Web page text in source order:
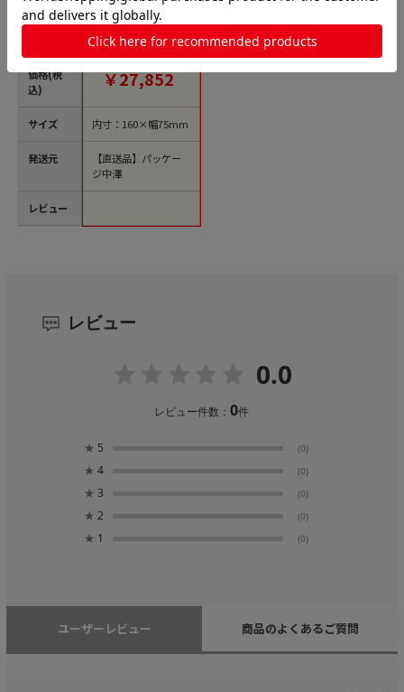
商品名
価格(税
込)
サイズ
発送元
レビュー
パッケージ中澤 リー
フパイKOP袋 リーフ
パイ1 W10410 2000
枚/袋（ご注文単位1
袋）【直送品】
￥27,852
内寸：160×幅75mm
【直送品】パッケー
ジ中澤
レビュー
0.0
レビュー件数：0件
★ 5 (0)
★ 4 (0)
★ 3 (0)
★ 2 (0)
★ 1 (0)
ユーザーレビュー 商品のよくあるご質問